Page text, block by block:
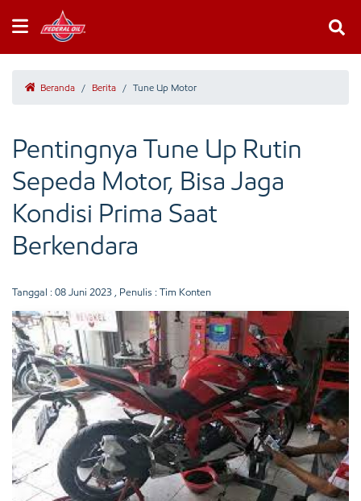
Beranda / Berita / Tune Up Motor
Pentingnya Tune Up Rutin
Sepeda Motor, Bisa Jaga
Kondisi Prima Saat
Berkendara
Tanggal : 08 Juni 2023 , Penulis : Tim Konten